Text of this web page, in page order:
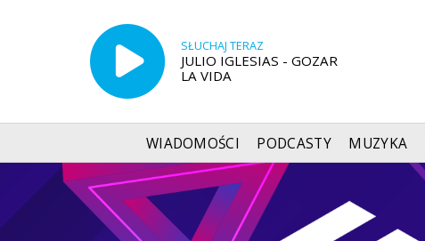
SŁUCHAJ TERAZ
JULIO IGLESIAS - GOZAR
LA VIDA
WIADOMOŚCI PODCASTY MUZYKA